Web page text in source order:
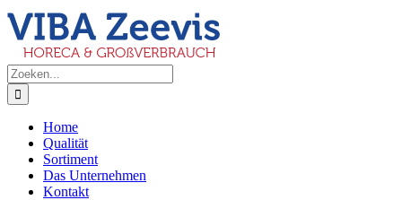
Ga
naar
inhoud
Zoeken
naar:
Home
Qualität
Sortiment
Das Unternehmen
Kontakt